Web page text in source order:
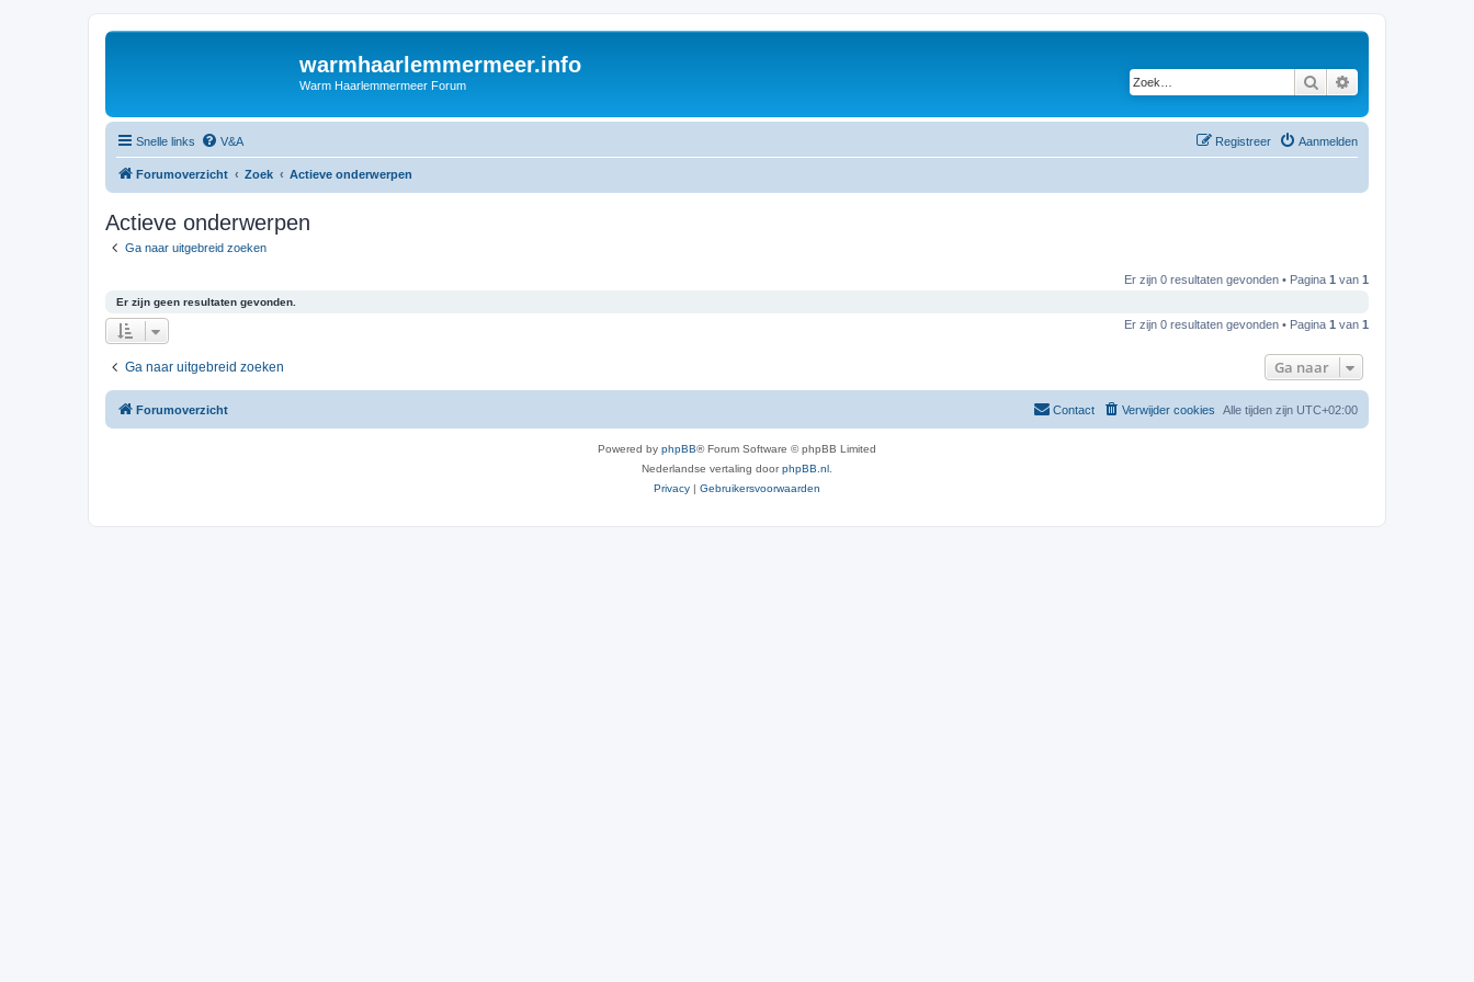
warmhaarlemmermeer.info
Warm Haarlemmermeer Forum Zoek
Snelle links V&A Aanmelden
Registreer
Forumoverzicht Zoek Actieve onderwerpen
Actieve onderwerpen
Ga naar uitgebreid zoeken
Er zijn 0 resultaten gevonden • Pagina 1 van 1
Er zijn geen resultaten gevonden.
Er zijn 0 resultaten gevonden • Pagina 1 van 1
Ga naar uitgebreid zoeken Ga naar
Forumoverzicht Alle tijden zijn UTC+02:00
Verwijder cookies
Contact
Powered by phpBB® Forum Software © phpBB Limited
Nederlandse vertaling doorphpBB.nl
Privacy | Gebruikersvoorwaarden